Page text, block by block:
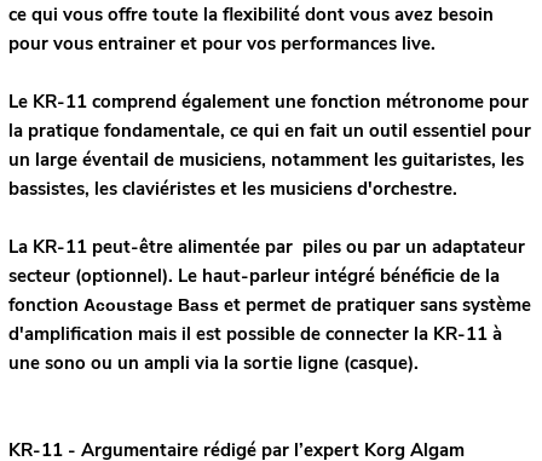
ce qui vous offre toute la flexibilité dont vous avez besoin
pour vous entrainer et pour vos performances live.
Le KR-11 comprend également une fonction métronome pour
la pratique fondamentale, ce qui en fait un outil essentiel pour
un large éventail de musiciens, notamment les guitaristes, les
bassistes, les claviéristes et les musiciens d'orchestre.
La KR-11 peut-être alimentée par piles ou par un adaptateur
secteur (optionnel). Le haut-parleur intégré bénéficie de la
fonction Acoustage Basset permet de pratiquer sans système
d'amplification mais il est possible de connecter la KR-11 à
une sono ou un ampli via la sortie ligne (casque).
KR-11 - Argumentaire rédigé par l’expert KorgAlgam